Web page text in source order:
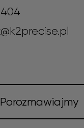
Porozmawiajmy